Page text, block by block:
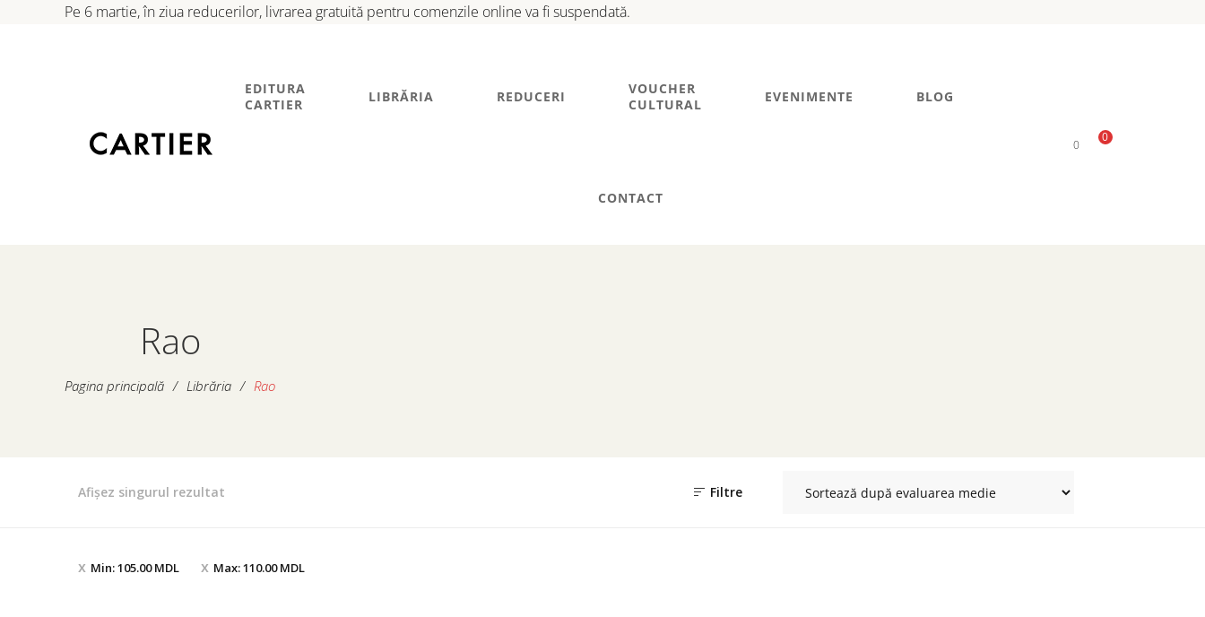
Pe 6 martie, în ziua reducerilor, livrarea gratuită pentru comenzile online va fi suspendată.
EDITURA
CARTIER
LIBRĂRIA REDUCERI
VOUCHER
CULTURAL
EVENIMENTE BLOG
CONTACT
0
0
Rao
Pagina principală / Librăria / Rao
Afișez singurul rezultat Filtre
Min:105.00MDL Max:110.00MDL